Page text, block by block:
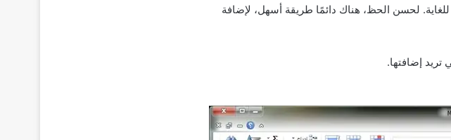
لحسن الحظ، هناك دائمًا طريقة أسهل، لإضافة
إضافتها.